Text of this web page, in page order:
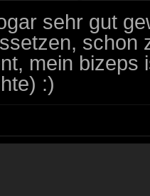
sehr gut
schon
mein
:)